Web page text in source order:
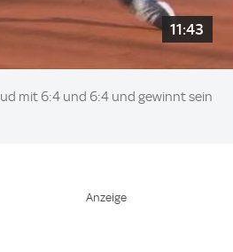
11:43
mit 6:4 und 6:4 und gewinnt sein